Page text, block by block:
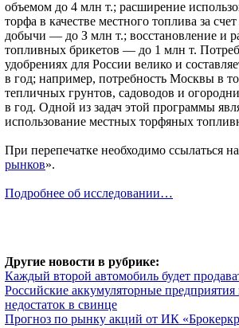
объемом до 4 млн т.; расширение
торфа в качестве местного топлива за
добычи — до З млн т.; восстановление и
топливных брикетов — до 1 млн т.
удобрениях для России велико и
в год; например, потребность Москвы в
тепличных грунтов, садоводов и
в год. Одной из задач этой программы
использование местных торфяных
При перепечатке необходимо ссылаться
рынков».
Подробнее об исследовании…
Другие новости в рубрике:
Каждый второй автомобиль будет
Российские аккумуляторные
недостаток в свинце
Прогноз по рынку акций от ИК